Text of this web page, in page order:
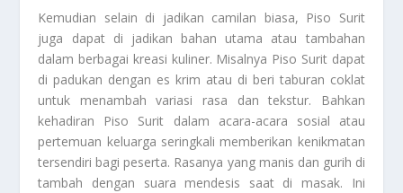
Kemudian selain di jadikan camilan biasa, Piso Surit
juga dapat di jadikan bahan utama atau tambahan
dalam berbagai kreasi kuliner. Misalnya Piso Surit dapat
di padukan dengan es krim atau di beri taburan coklat
untuk menambah variasi rasa dan tekstur. Bahkan
kehadiran Piso Surit dalam acara-acara sosial atau
pertemuan keluarga seringkali memberikan kenikmatan
tersendiri bagi peserta. Rasanya yang manis dan gurih di
tambah dengan suara mendesis saat di masak. Ini